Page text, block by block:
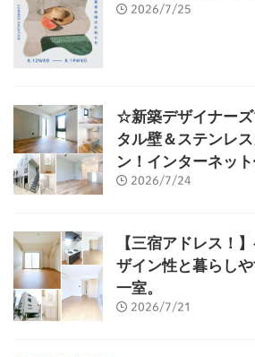
2026/7/25
☆新築デザイナー
タル壁＆ステンレ
ン！インターネッ
2026/7/24
【三宿アドレス！
ザイン性と暮らし
一室。
2026/7/21